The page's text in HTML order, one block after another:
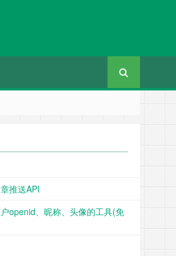
推送API
openid、昵称、头像的工具(免